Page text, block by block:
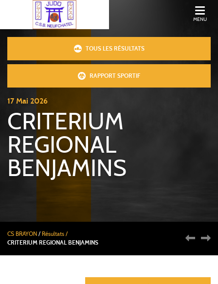
MENU
TOUS LES RÉSULTATS
RAPPORT SPORTIF
17 Mai 2026
CRITERIUM
REGIONAL
BENJAMINS
CS BRAYON / Résultats /
CRITERIUM REGIONAL BENJAMINS